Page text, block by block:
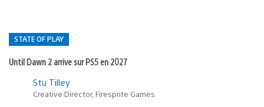
STATE OF PLAY
Until Dawn 2 arrive sur PS5 en 2027
PostéeStu Tilley
Creative Director, Firesprite Games